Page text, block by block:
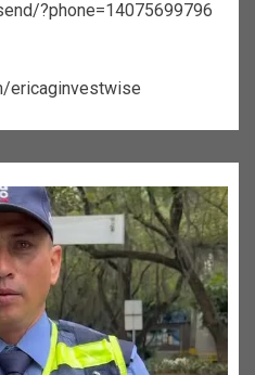
?phone=14075699796
ericaginvestwise